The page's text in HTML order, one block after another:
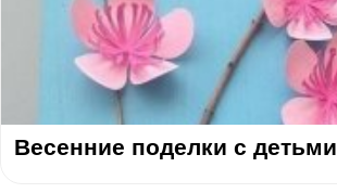
Весенние поделки с детьми